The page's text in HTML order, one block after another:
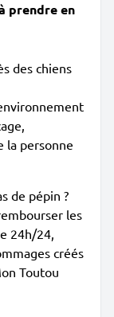
prendre en
des chiens
la personne
de pépin ?
les
24h/24,
créés
Toutou